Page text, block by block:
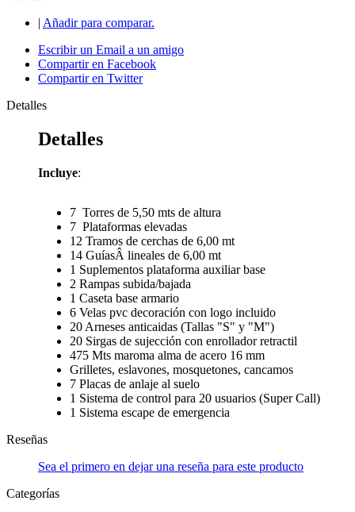
| Añadir para comparar.
Escribir un Email a un amigo
Compartir en Facebook
Compartir en Twitter
Detalles
Detalles
Incluye:
7 Torres de 5,50 mts de altura
7 Plataformas elevadas
12 Tramos de cerchas de 6,00 mt
14 GuíasÂ lineales de 6,00 mt
1 Suplementos plataforma auxiliar base
2 Rampas subida/bajada
1 Caseta base armario
6 Velas pvc decoración con logo incluido
20 Arneses anticaidas (Tallas "S" y "M")
20 Sirgas de sujección con enrollador retractil
475 Mts maroma alma de acero 16 mm
Grilletes, eslavones, mosquetones, cancamos
7 Placas de anlaje al suelo
1 Sistema de control para 20 usuarios (Super Call)
1 Sistema escape de emergencia
Reseñas
Sea el primero en dejar una reseña para este producto
Categorías